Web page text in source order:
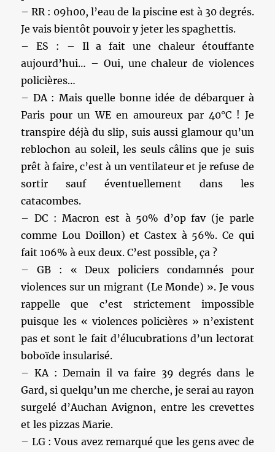
– RR : 09h00, l’eau de la piscine est à 30 degrés.
Je vais bientôt pouvoir y jeter les spaghettis.
– ES : – Il a fait une chaleur étouffante
aujourd’hui… – Oui, une chaleur de violences
policières…
– DA : Mais quelle bonne idée de débarquer à
Paris pour un WE en amoureux par 40°C ! Je
transpire déjà du slip, suis aussi glamour qu’un
reblochon au soleil, les seuls câlins que je suis
prêt à faire, c’est à un ventilateur et je refuse de
sortir sauf éventuellement dans les
catacombes.
– DC : Macron est à 50% d’op fav (je parle
comme Lou Doillon) et Castex à 56%. Ce qui
fait 106% à eux deux. C’est possible, ça ?
– GB : « Deux policiers condamnés pour
violences sur un migrant (Le Monde) ». Je vous
rappelle que c’est strictement impossible
puisque les « violences policières » n’existent
pas et sont le fait d’élucubrations d’un lectorat
boboïde insularisé.
– KA : Demain il va faire 39 degrés dans le
Gard, si quelqu’un me cherche, je serai au rayon
surgelé d’Auchan Avignon, entre les crevettes
et les pizzas Marie.
– LG : Vous avez remarqué que les gens avec de